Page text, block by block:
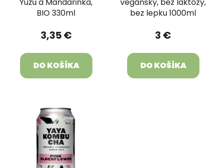
Yuzu a Mandarinka,
BIO 330ml
3,35 €
DO KOŠÍKA
vegánsky, bez laktózy,
bez lepku 1000ml
3 €
DO KOŠÍKA